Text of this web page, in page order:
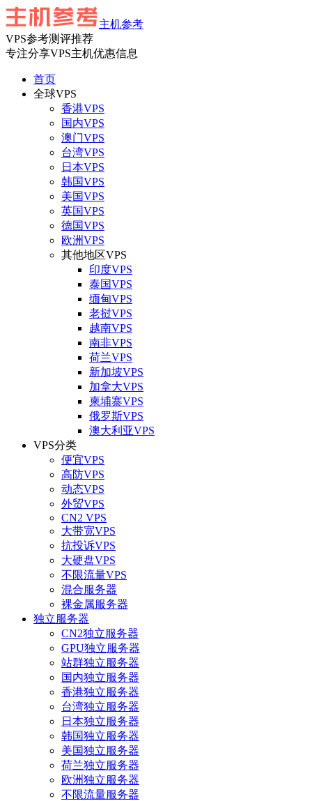
主机参考
VPS参考测评推荐
专注分享VPS主机优惠信息
首页
全球VPS
香港VPS
国内VPS
澳门VPS
台湾VPS
日本VPS
韩国VPS
美国VPS
英国VPS
德国VPS
欧洲VPS
其他地区VPS
印度VPS
泰国VPS
缅甸VPS
老挝VPS
越南VPS
南非VPS
荷兰VPS
新加坡VPS
加拿大VPS
柬埔寨VPS
俄罗斯VPS
澳大利亚VPS
VPS分类
便宜VPS
高防VPS
动态VPS
外贸VPS
CN2 VPS
大带宽VPS
抗投诉VPS
大硬盘VPS
不限流量VPS
混合服务器
裸金属服务器
独立服务器
CN2独立服务器
GPU独立服务器
站群独立服务器
国内独立服务器
香港独立服务器
台湾独立服务器
日本独立服务器
韩国独立服务器
美国独立服务器
荷兰独立服务器
欧洲独立服务器
不限流量服务器